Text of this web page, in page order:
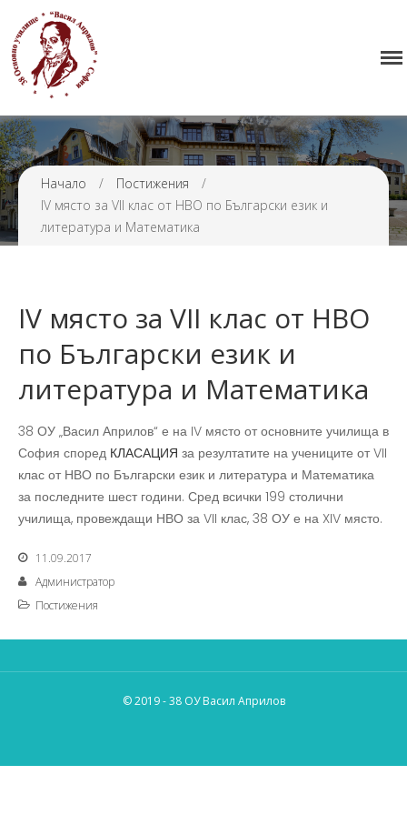
Нормативна уредба
Прием
Проекти и дейности
Седмично разписание
Галерия
Начало / Постижения
/
IV място за VII клас от НВО по Български език и
литература и Математика
IV място за VII клас от НВО
по Български език и
литература и Математика
38 ОУ „Васил Априлов“ е на IV място от основните училища в
София според КЛАСАЦИЯ за резултатите на учениците от VII
клас от НВО по Български език и литература и Математика
за последните шест години. Сред всички 199 столични
училища, провеждащи НВО за VII клас, 38 ОУ е на XIV място.
11.09.2017
Администратор
Постижения
© 2019 - 38 ОУ Васил Априлов